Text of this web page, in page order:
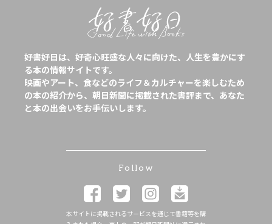
好書好日は、好奇心旺盛な人々に向けた、人生を豊かにす
る本の情報サイトです。
映画やアート、食などのライフ＆カルチャーを楽しむため
の本の紹介から、朝日新聞に掲載された書評まで、あなた
と本の出会いをお手伝いします。
Follow
本サイトに掲載されるサービスを通じて書籍等を購